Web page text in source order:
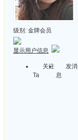
级别: 金牌会员
显示用户信息
关注
Ta
发消
息